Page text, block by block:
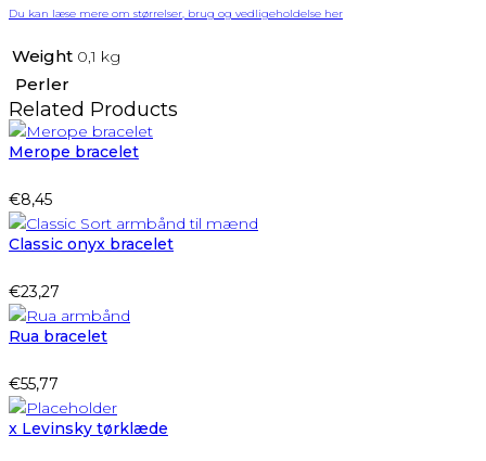
Du kan læse mere om størrelser, brug og vedligeholdelse her
Weight 0,1 kg
Perler
Related Products
Merope bracelet
€8,45
Classic onyx bracelet
€23,27
Rua bracelet
€55,77
x Levinsky tørklæde